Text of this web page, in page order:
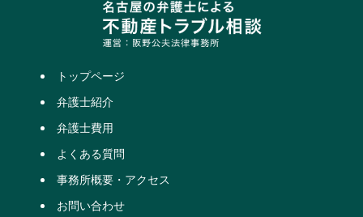
トップページ
弁護士紹介
弁護士費用
よくある質問
事務所概要・アクセス
お問い合わせ